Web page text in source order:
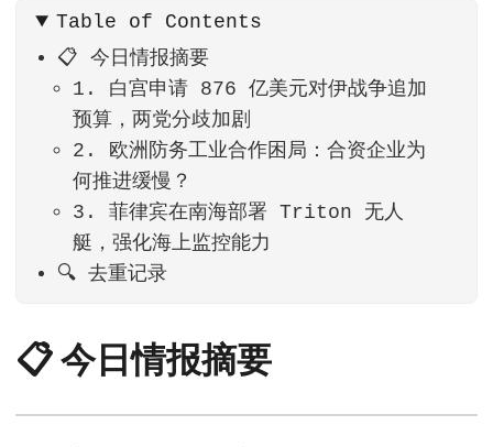
Table of Contents
📋 今日情报摘要
1. 白宫申请 876 亿美元对伊战争追加
预算，两党分歧加剧
2. 欧洲防务工业合作困局：合资企业为
何推进缓慢？
3. 菲律宾在南海部署 Triton 无人
艇，强化海上监控能力
🔍 去重记录
📋 今日情报摘要